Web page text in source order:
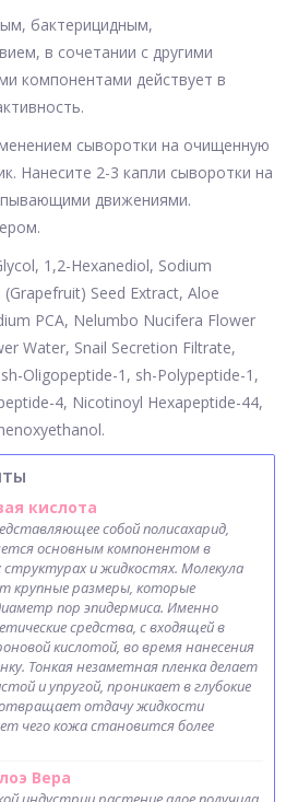
бактерицидным,
в сочетании с другими
компонентами действует в
сыворотки на очищенную
Нанесите 2-3 капли сыворотки на
движениями.
1,2-Hexanediol, Sodium
Seed Extract, Aloe
PCA, Nelumbo Nucifera Flower
Water, Snail Secretion Filtrate,
Oligopeptide-1, sh-Polypeptide-1,
4, Nicotinoyl Hexapeptide-44,
кислота
собой полисахарид,
основным компонентом в
структурах и жидкостях. Молекула
крупные размеры, которые
пор эпидермиса. Именно
средства, с входящей в
кислотой, во время нанесения
Тонкая незаметная пленка делает
и упругой, проникает в глубокие
отдачу жидкости
чего кожа становится более
Вера